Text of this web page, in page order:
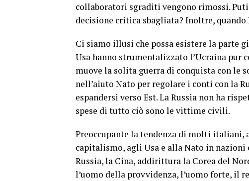
collaboratori sgraditi vengono rimossi.
decisione critica sbagliata? Inoltre, quando
Ci siamo illusi che possa esistere la parte
Usa hanno strumentalizzato l’Ucraina pur
muove la solita guerra di conquista con le
nell’aiuto Nato per regolare i conti con la
espandersi verso Est. La Russia non ha
spese di tutto ciò sono le vittime civili.
Preoccupante la tendenza di molti italiani,
capitalismo, agli Usa e alla Nato in nazioni
Russia, la Cina, addirittura la Corea del
l’uomo della provvidenza, l’uomo forte, il